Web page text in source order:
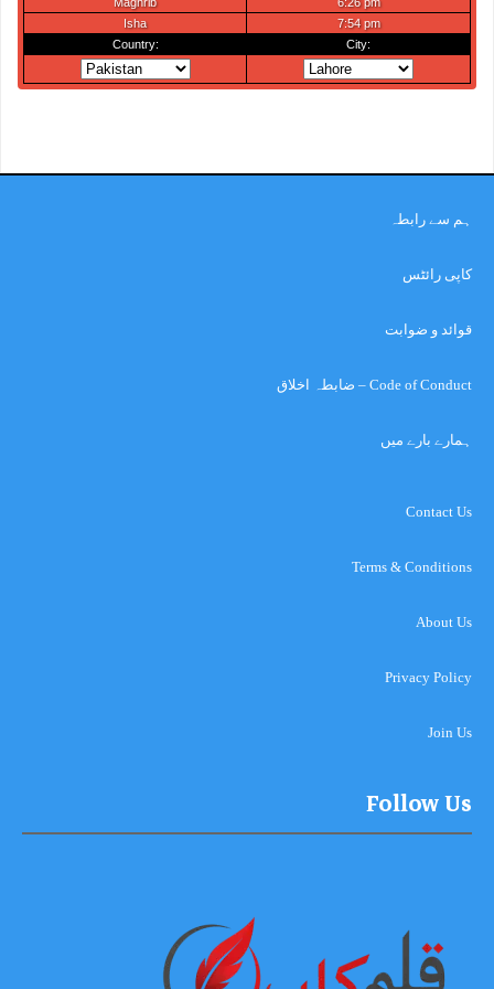
ہم سے رابطہ
کاپی رائٹس
قوائد و ضوابت
Code of Conduct – ضابطہ اخلاق
ہمارے بارے میں
Contact Us
Terms & Conditions
About Us
Privacy Policy
Join Us
Follow Us